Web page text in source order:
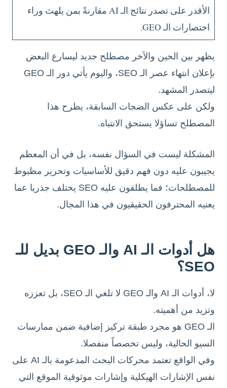
الأقدر على تصدر نتائج الـ AI مقارنةً بمن يلهث وراء
اختصارات الـ GEO.
يظهر بين الحين والآخر مصطلح جديد ليسارع البعض
بإعلان انتهاء عصر الـ SEO، واليوم يأتي دور الـ GEO
ليتصدر المشهد.
ولكن على عكس الضجات السابقة، يطرح هذا
المصطلح تساؤلا يستحق الانتباه.
المشكلة ليست في السؤال نفسه، بل في أن المعظم
يجيبون عليه دون فهم دقيق للأساسيات وتحرير مظبوط
للمصطلحات؛ فما يطلقون عليه SEO يختلف جذريا عما
يعنيه المحترفون الحقيقيون في هذا المجال.
هل أدوات الـ AI والـ GEO بديل للـ
SEO؟
لا، أدوات الـ AI والـ GEO لا تلغي الـ SEO، بل تعززه
وتزيد من أهميته.
الـ GEO هو مجرد طبقة تركيز إضافية ضمن ممارسات
السيو الحالية، وليس تخصصاً منفصلا.
وفي الواقع تعتمد محركات البحث المدعومة بالـ AI على
نفس الإشارات الهيكلية وإشارات موثوقية الموقع التي